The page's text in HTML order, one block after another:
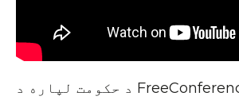
د حکومت لپاره د FreeConference.com د وړیا